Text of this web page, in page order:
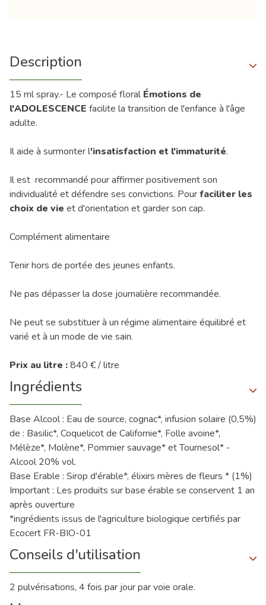
Description
15 ml spray.- Le composé floralÉmotions de
l'ADOLESCENCE facilite la transition de l'enfance à l'âge
adulte.
Il aide à surmonter l'insatisfaction et l'immaturité.
Il est recommandé pour affirmer positivement son
individualité et défendre ses convictions. Pourfaciliter les
choix de vie et d'orientation et garder son cap.
Complément alimentaire
Tenir hors de portée des jeunes enfants.
Ne pas dépasser la dose journalière recommandée.
Ne peut se substituer à un régime alimentaire équilibré et
varié et à un mode de vie sain.
Prix au litre :840 € / litre
Ingrédients
Base Alcool : Eau de source, cognac*, infusion solaire (0,5%)
de : Basilic*, Coquelicot de Californie*, Folle avoine*,
Mélèze*, Molène*, Pommier sauvage* et Tournesol* -
Alcool 20% vol.
Base Erable : Sirop d'érable*, élixirs mères de fleurs * (1%)
Important : Les produits sur base érable se conservent 1 an
après ouverture
*ingrédients issus de l'agriculture biologique certifiés par
Ecocert FR-BIO-01
Conseils d'utilisation
2 pulvérisations, 4 fois par jour par voie orale.